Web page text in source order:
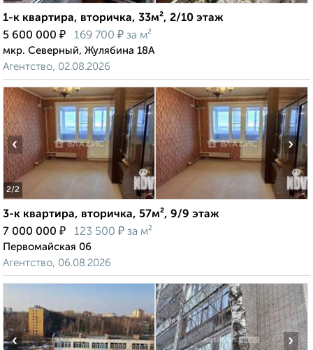
1-к квартира, вторичка, 33м², 2/10 этаж
5 600 000 ₽ 169 700 ₽ за м²
мкр. Северный, Жулябина 18А
Агентство, 02.08.2026
2/2
‹ ›
3-к квартира, вторичка, 57м², 9/9 этаж
7 000 000 ₽ 123 500 ₽ за м²
Первомайская 06
Агентство, 06.08.2026
‹ ›